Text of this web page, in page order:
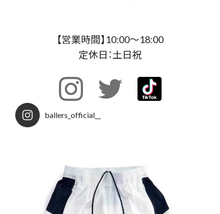
【営業時間】10:00〜18:00
定休日：土日祝
ballers_official__